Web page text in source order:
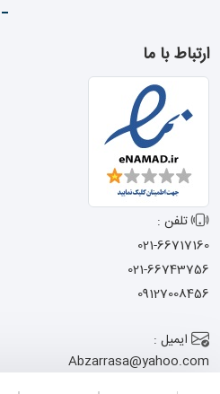
ارتباط با ما
تلفن :
021-66717160
021-66743756
09127008456
ایمیل :
Abzarrasa@yahoo.com
آدرس :
تهران - خیابان امام